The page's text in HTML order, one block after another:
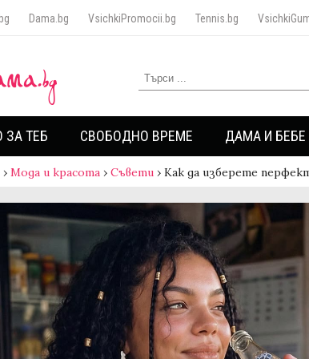
Dama.bg VsichkiPromocii.bg Tennis.bg
ЗА ТЕБ СВОБОДНО ВРЕМЕ ДАМА И БЕБЕ
› Мода и красота › Съвети › Как да изберете